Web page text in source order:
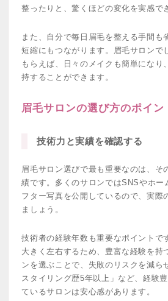
整ったりと、驚くほどの変化を実感で
また、自分で毎日眉毛を整える手間も
短縮にもつながります。眉毛サロンで
もらえば、日々のメイクも簡単になり
持することができます。
眉毛サロンの選び方のポイン
技術力と実績を確認する
眉毛サロン選びで最も重要なのは、そ
績です。多くのサロンではSNSやホー
フター写真を公開しているので、実際
ましょう。
技術者の経験年数も重要なポイントで
大きく左右するため、豊富な経験を持
ンを選ぶことで、失敗のリスクを減ら
スタイリング歴5年以上」など、経験
ているサロンは安心感があります。